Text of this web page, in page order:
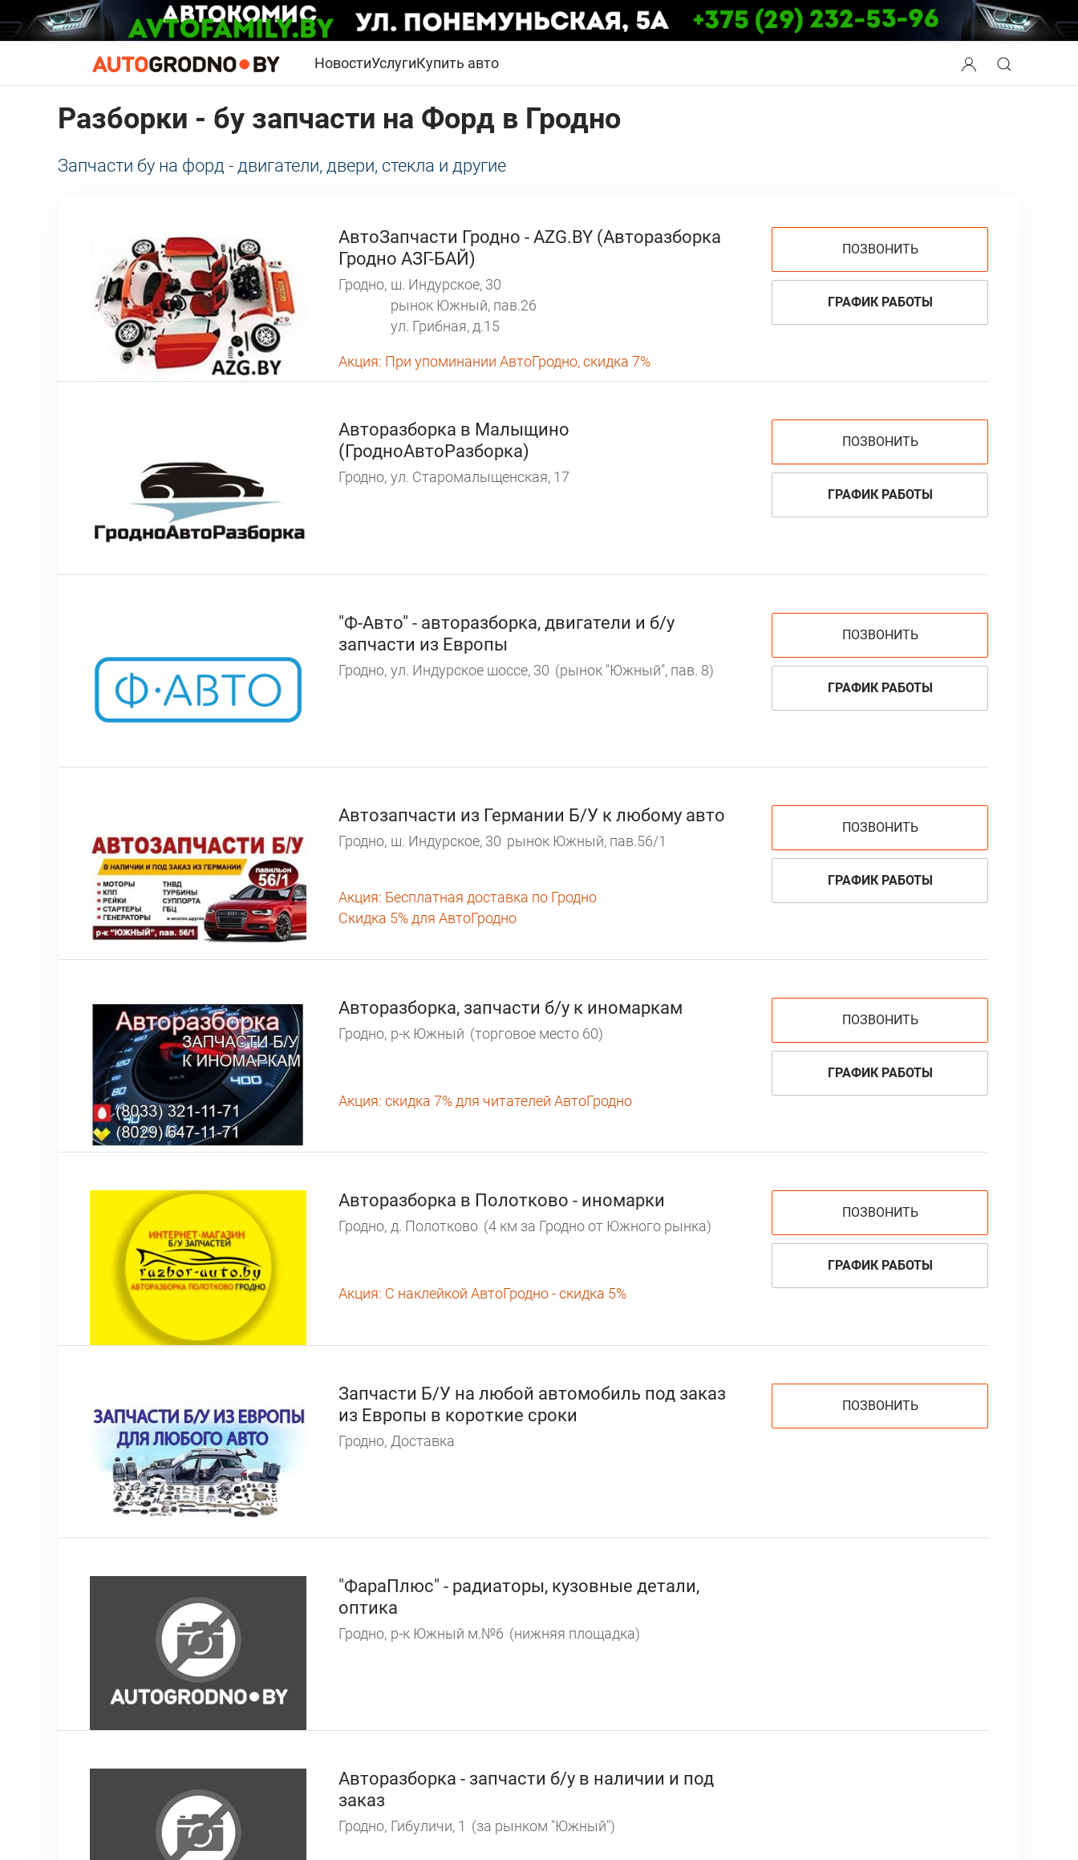
НовостиУслугиКупить авто
Разборки - бу запчасти на Форд в Гродно
Запчасти бу на форд - двигатели, двери, стекла и другие
AвтоЗапчасти Гродно - AZG.BY (Авторазборка
Гродно АЗГ-БАЙ)
Гродно, ш. Индурское, 30
рынок Южный, пав.26
ул. Грибная, д.15
Акция: При упоминании АвтоГродно, скидка 7%
ПОЗВОНИТЬ
ГРАФИК РАБОТЫ
Авторазборка в Малыщино
(ГродноАвтоРазборка)
Гродно, ул. Старомалыщенская, 17
ПОЗВОНИТЬ
ГРАФИК РАБОТЫ
"Ф-Авто" - авторазборка, двигатели и б/у
запчасти из Европы
Гродно, ул. Индурское шоссе, 30 (рынок "Южный", пав. 8)
ПОЗВОНИТЬ
ГРАФИК РАБОТЫ
Автозапчасти из Германии Б/У к любому авто
Гродно, ш. Индурское, 30 рынок Южный, пав.56/1
Акция: Бесплатная доставка по Гродно
Скидка 5% для АвтоГродно
ПОЗВОНИТЬ
ГРАФИК РАБОТЫ
Авторазборка, запчасти б/у к иномаркам
Гродно, р-к Южный (торговое место 60)
Акция: скидка 7% для читателей АвтоГродно
ПОЗВОНИТЬ
ГРАФИК РАБОТЫ
Авторазборка в Полотково - иномарки
Гродно, д. Полотково (4 км за Гродно от Южного рынка)
Акция: С наклейкой АвтоГродно - скидка 5%
ПОЗВОНИТЬ
ГРАФИК РАБОТЫ
Запчасти Б/У на любой автомобиль под заказ
из Европы в короткие сроки
Гродно, Доставка
ПОЗВОНИТЬ
"ФараПлюс" - радиаторы, кузовные детали,
оптика
Гродно, р-к Южный м.№6 (нижняя площадка)
Авторазборка - запчасти б/у в наличии и под
заказ
Гродно, Гибуличи, 1 (за рынком "Южный")